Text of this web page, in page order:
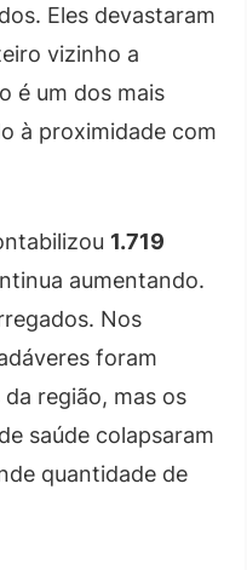
Eles devastaram
vizinho a
é um dos mais
à proximidade com
1.719
aumentando.
Nos
foram
região, mas os
saúde colapsaram
quantidade de